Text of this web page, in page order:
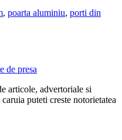
, poarta aluminiu, porti din
articole, advertoriale si
puteti creste notorietatea